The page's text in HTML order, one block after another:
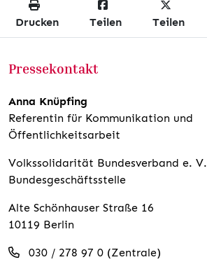
Drucken Teilen Teilen
Pressekontakt
Anna Knüpfing
Referentin für Kommunikation und
Öffentlichkeitsarbeit
Volkssolidarität Bundesverband e. V.
Bundesgeschäftsstelle
Alte Schönhauser Straße 16
10119 Berlin
030 / 278 97 0 (Zentrale)